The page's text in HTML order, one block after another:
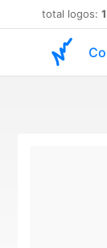
total logos: